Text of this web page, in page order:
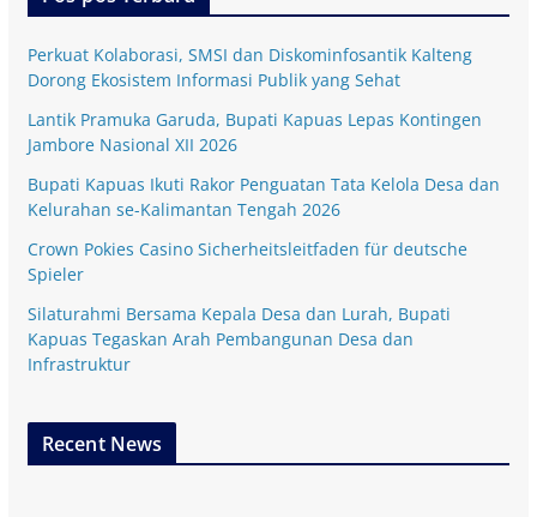
Perkuat Kolaborasi, SMSI dan Diskominfosantik Kalteng
Dorong Ekosistem Informasi Publik yang Sehat
Lantik Pramuka Garuda, Bupati Kapuas Lepas Kontingen
Jambore Nasional XII 2026
Bupati Kapuas Ikuti Rakor Penguatan Tata Kelola Desa dan
Kelurahan se-Kalimantan Tengah 2026
Crown Pokies Casino Sicherheitsleitfaden für deutsche
Spieler
Silaturahmi Bersama Kepala Desa dan Lurah, Bupati
Kapuas Tegaskan Arah Pembangunan Desa dan
Infrastruktur
Recent News